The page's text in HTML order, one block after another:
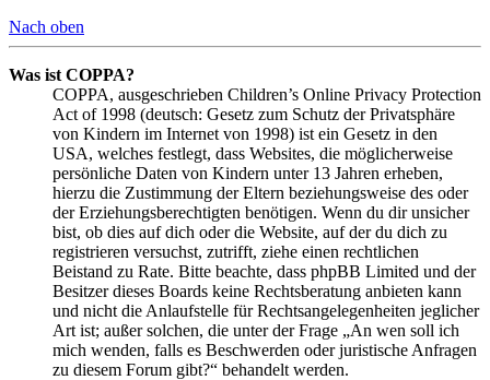
Nach oben
Was ist COPPA?
COPPA, ausgeschrieben Children’s Online Privacy Protection
Act of 1998 (deutsch: Gesetz zum Schutz der Privatsphäre
von Kindern im Internet von 1998) ist ein Gesetz in den
USA, welches festlegt, dass Websites, die möglicherweise
persönliche Daten von Kindern unter 13 Jahren erheben,
hierzu die Zustimmung der Eltern beziehungsweise des oder
der Erziehungsberechtigten benötigen. Wenn du dir unsicher
bist, ob dies auf dich oder die Website, auf der du dich zu
registrieren versuchst, zutrifft, ziehe einen rechtlichen
Beistand zu Rate. Bitte beachte, dass phpBB Limited und der
Besitzer dieses Boards keine Rechtsberatung anbieten kann
und nicht die Anlaufstelle für Rechtsangelegenheiten jeglicher
Art ist; außer solchen, die unter der Frage „An wen soll ich
mich wenden, falls es Beschwerden oder juristische Anfragen
zu diesem Forum gibt?“ behandelt werden.